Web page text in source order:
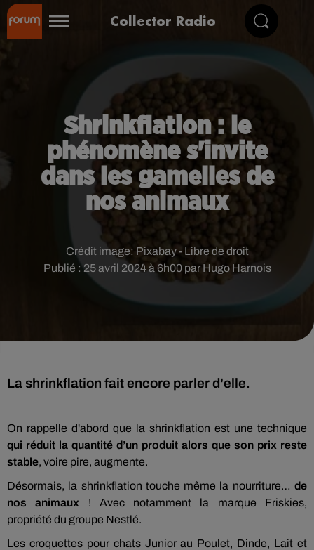
Collector Radio
Shrinkflation : le
phénomène s'invite
dans les gamelles de
nos animaux
Publié : 25 avril 2024 à 6h00 par Hugo Harnois
Crédit image: Pixabay - Libre de droit
La shrinkflation fait encore parler d'elle.
On rappelle d'abord que la shrinkflation est une technique
qui réduit la quantité d’un produit alors que son prix reste
stable, voire pire, augmente.
Désormais, la shrinkflation touche même la nourriture… de
nos animaux ! Avec notamment la marque Friskies,
propriété du groupe Nestlé.
Les croquettes pour chats Junior au Poulet, Dinde, Lait et